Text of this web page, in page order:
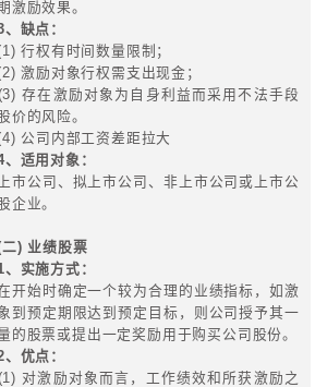
几个方面的问题：晋升通道不完善的
同酬的问题、薪酬结构待优化问题、
效益导向不明显的问题、薪酬管理方
题、调薪机制缺乏激励性的问题、不
差异化设计的问题等。
3、正向激励导向：
过专项激励或设置特别奖与多级预算
化正向激励，激发活力。
4、分类导向：
别、不同部门、不同岗位之间的特征
5、效益导向：建立起工资总额
联动机制，效益增长是工资总额增长
上，效益增，则工资总额增，效益减
减。